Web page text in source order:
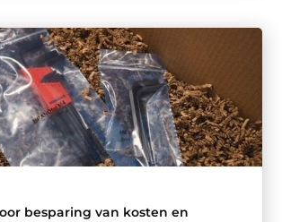
besparing van kosten en